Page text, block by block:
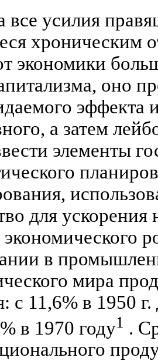
все усилия
хроническим
экономики
оно
эффекта
а затем
элементы
для ускорения
в
мира
с 11,6% в 1950
в 1970 году1 .